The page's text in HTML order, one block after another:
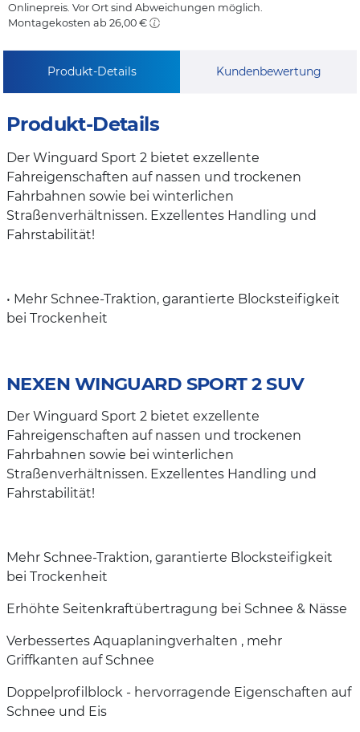
Onlinepreis. Vor Ort sind Abweichungen möglich.
Montagekosten ab 26,00 €
Produkt-Details Kundenbewertung
Produkt-Details
Der Winguard Sport 2 bietet exzellente
Fahreigenschaften auf nassen und trockenen
Fahrbahnen sowie bei winterlichen
Straßenverhältnissen. Exzellentes Handling und
Fahrstabilität!
• Mehr Schnee-Traktion, garantierte Blocksteifigkeit
bei Trockenheit
NEXEN WINGUARD SPORT 2 SUV
Der Winguard Sport 2 bietet exzellente
Fahreigenschaften auf nassen und trockenen
Fahrbahnen sowie bei winterlichen
Straßenverhältnissen. Exzellentes Handling und
Fahrstabilität!
Mehr Schnee-Traktion, garantierte Blocksteifigkeit
bei Trockenheit
Erhöhte Seitenkraftübertragung bei Schnee & Nässe
Verbessertes Aquaplaningverhalten , mehr
Griffkanten auf Schnee
Doppelprofilblock - hervorragende Eigenschaften auf
Schnee und Eis